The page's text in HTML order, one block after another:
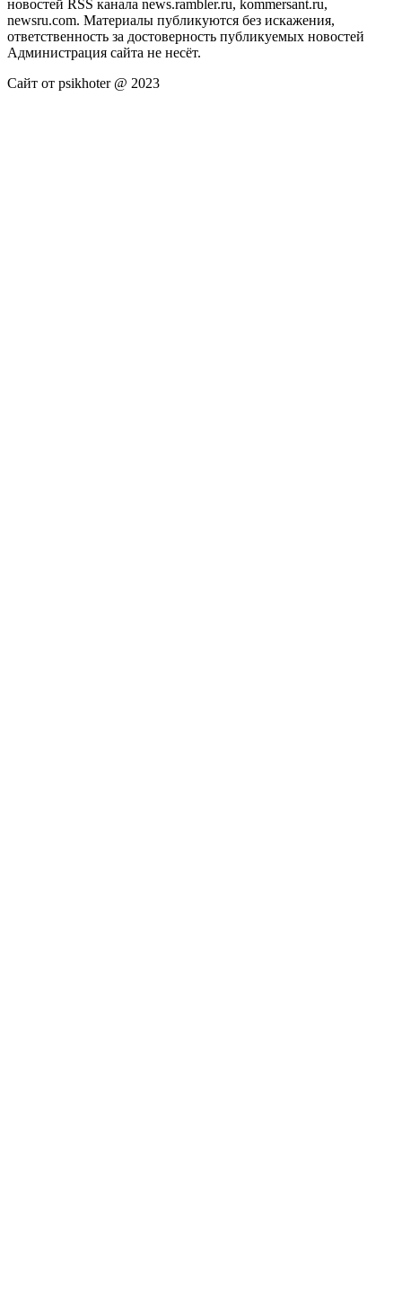
новостей RSS канала news.rambler.ru, kommersant.ru,
newsru.com. Материалы публикуются без искажения,
ответственность за достоверность публикуемых новостей
Администрация сайта не несёт.
Сайт от psikhoter @ 2023